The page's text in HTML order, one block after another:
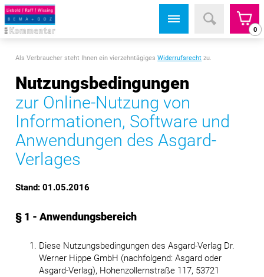
0
Als Verbraucher steht Ihnen ein vierzehntägigesWiderrufsrecht zu.
Nutzungsbedingungen
zur Online-Nutzung von
Informationen, Software und
Anwendungen des Asgard-
Verlages
Stand: 01.05.2016
§ 1 - Anwendungsbereich
Diese Nutzungsbedingungen des Asgard-Verlag Dr.
Werner Hippe GmbH (nachfolgend: Asgard oder
Asgard-Verlag), Hohenzollernstraße 117, 53721